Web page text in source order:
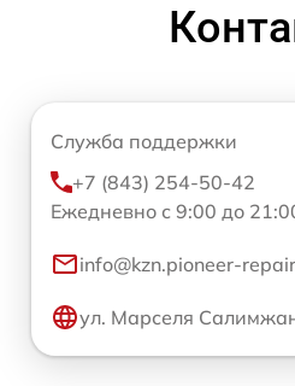
Служба поддержки
+7 (843) 254-50-42
Ежедневно с 9:00 до
info@kzn.pioneer-
ул. Марселя